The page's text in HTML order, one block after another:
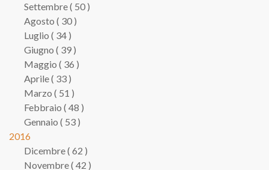
Settembre ( 50 )
Agosto ( 30 )
Luglio ( 34 )
Giugno ( 39 )
Maggio ( 36 )
Aprile ( 33 )
Marzo ( 51 )
Febbraio ( 48 )
Gennaio ( 53 )
2016
Dicembre ( 62 )
Novembre ( 42 )